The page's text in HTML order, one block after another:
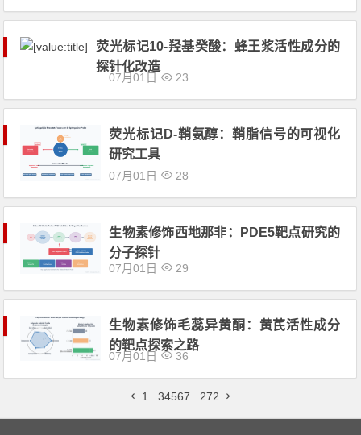
荧光标记10-羟基癸酸：蜂王浆活性成分的
探针化改造
07月01日 23
荧光标记D-鞘氨醇：鞘脂信号的可视化
研究工具
07月01日 28
生物素修饰西地那非：PDE5靶点研究的
分子探针
07月01日 29
生物素修饰毛蕊异黄酮：黄芪活性成分
的靶点探索之路
07月01日 36
1 34567 272